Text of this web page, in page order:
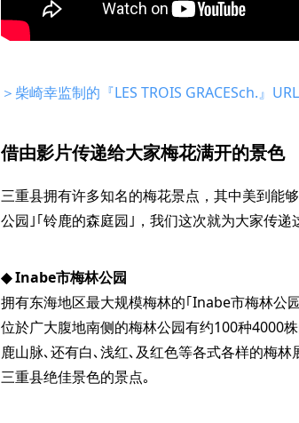
＞柴崎幸监制的『LES TROIS GRACESch.』URL
借由影片传递给大家梅花满开的景色
三重县拥有许多知名的梅花景点，其中美到能
公园｣｢铃鹿的森庭园｣，我们这次就为大家传递
◆ Inabe市梅林公园
拥有东海地区最大规模梅林的｢Inabe市梅林公园
位於广大腹地南侧的梅林公园有约100种4000
鹿山脉､还有白､浅红､及红色等各式各样的梅
三重县绝佳景色的景点｡